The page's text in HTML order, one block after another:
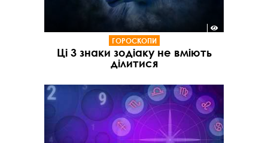
ГОРОСКОПИ
Ці 3 знаки зодіаку не вміють
ділитися